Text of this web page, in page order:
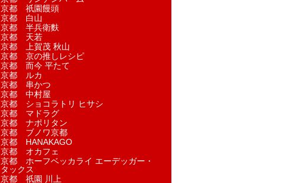
京都 祇園饅頭
京都 白山
京都 半兵衛麩
京都 天若
京都 上賀茂 秋山
京都 京の推しレシピ
京都 而今 平たて
京都 ルカ
京都 串かつ
京都 中村屋
京都 ショコラトリ ヒサシ
京都 マドラグ
京都 ナポリタン
京都 ブノワ京都
京都 HANAKAGO
京都 オカフェ
京都 ホーフベッカライ エーデッガー・
タックス
京都 祇園 川上